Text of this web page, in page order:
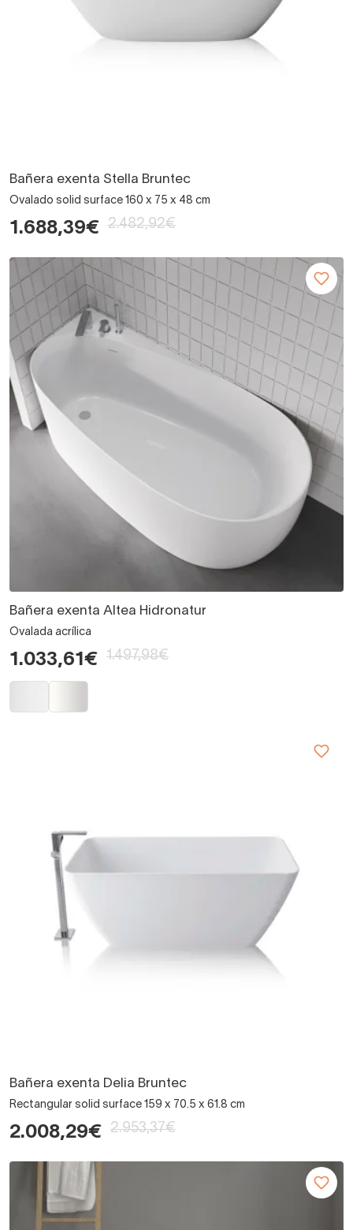
Bañera exenta Stella Bruntec
Ovalado solid surface 160 x 75 x 48 cm
1.688,39€ 2.482,92€
Bañera exenta Altea Hidronatur
Ovalada acrílica
1.033,61€ 1.497,98€
Bañera exenta Delia Bruntec
Rectangular solid surface 159 x 70.5 x 61.8 cm
2.008,29€ 2.953,37€